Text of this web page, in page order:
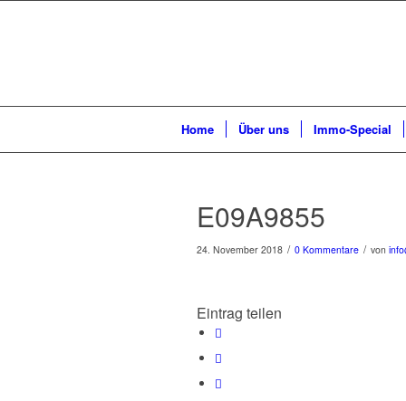
Home Über uns Immo-Special
E09A9855
24. November 2018 / 0 Kommentare / von
Eintrag teilen